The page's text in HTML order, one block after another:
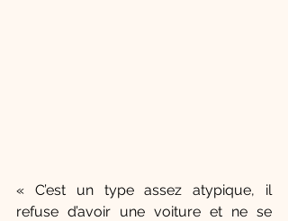
« C’est un type assez atypique, il
refuse d’avoir une voiture et ne se